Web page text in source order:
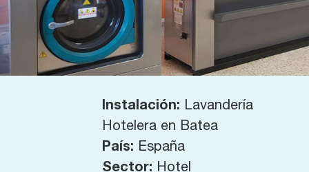
Instalación: Lavandería
Hotelera en Batea
País: España
Sector: Hotel